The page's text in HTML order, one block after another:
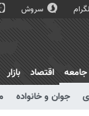
سروش
جامعه
جوان و خانواده
اقتصاد بازار